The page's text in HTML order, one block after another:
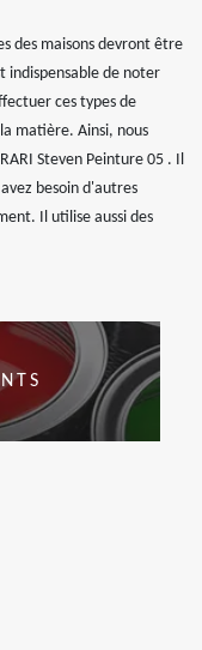
des maisons devront être
indispensable de noter
ces types de
matière. Ainsi, nous
Steven Peinture 05 . Il
besoin d'autres
Il utilise aussi des